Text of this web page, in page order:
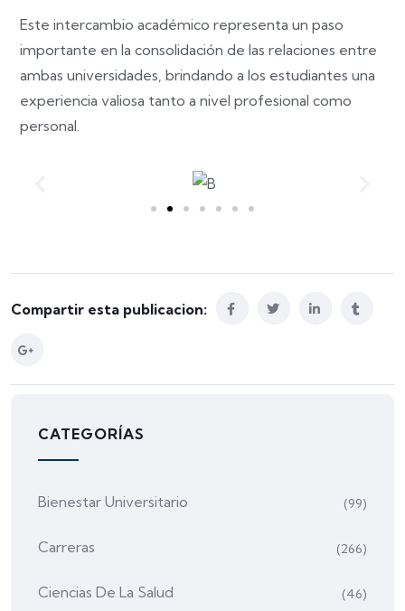
Este intercambio académico representa un paso
importante en la consolidación de las relaciones entre
ambas universidades, brindando a los estudiantes una
experiencia valiosa tanto a nivel profesional como
personal.
Compartir esta publicacion:
CATEGORÍAS
Bienestar Universitario (99)
Carreras (266)
Ciencias De La Salud (46)